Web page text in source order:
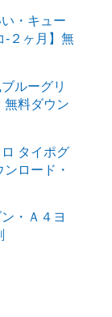
・キュー
-２ヶ月】無
ルーグリ
無料ダウン
タイポグ
ロード・
・Ａ４ヨ